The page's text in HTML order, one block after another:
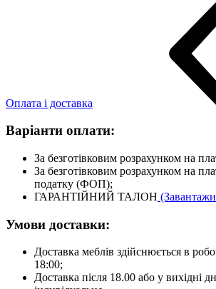
Оплата і доставка
Варіанти оплати:
За безготівковим розрахунком на
За безготівковим розрахунком на
податку (ФОП);
ГАРАНТІЙНИЙ ТАЛОН
Умови доставки:
Доставка меблів здійснюється в
18:00;
Доставка після 18.00 або у вихідні